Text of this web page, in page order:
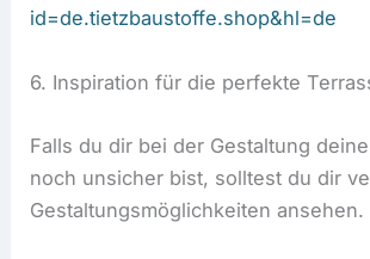
id=de.tietzbaustoffe.shop&hl=de
6. Inspiration für die perfekte
Falls du dir bei der Gestaltung
noch unsicher bist, solltest du dir
Gestaltungsmöglichkeiten ansehen.